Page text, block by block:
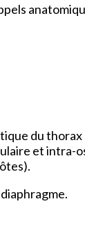
du
et intra-